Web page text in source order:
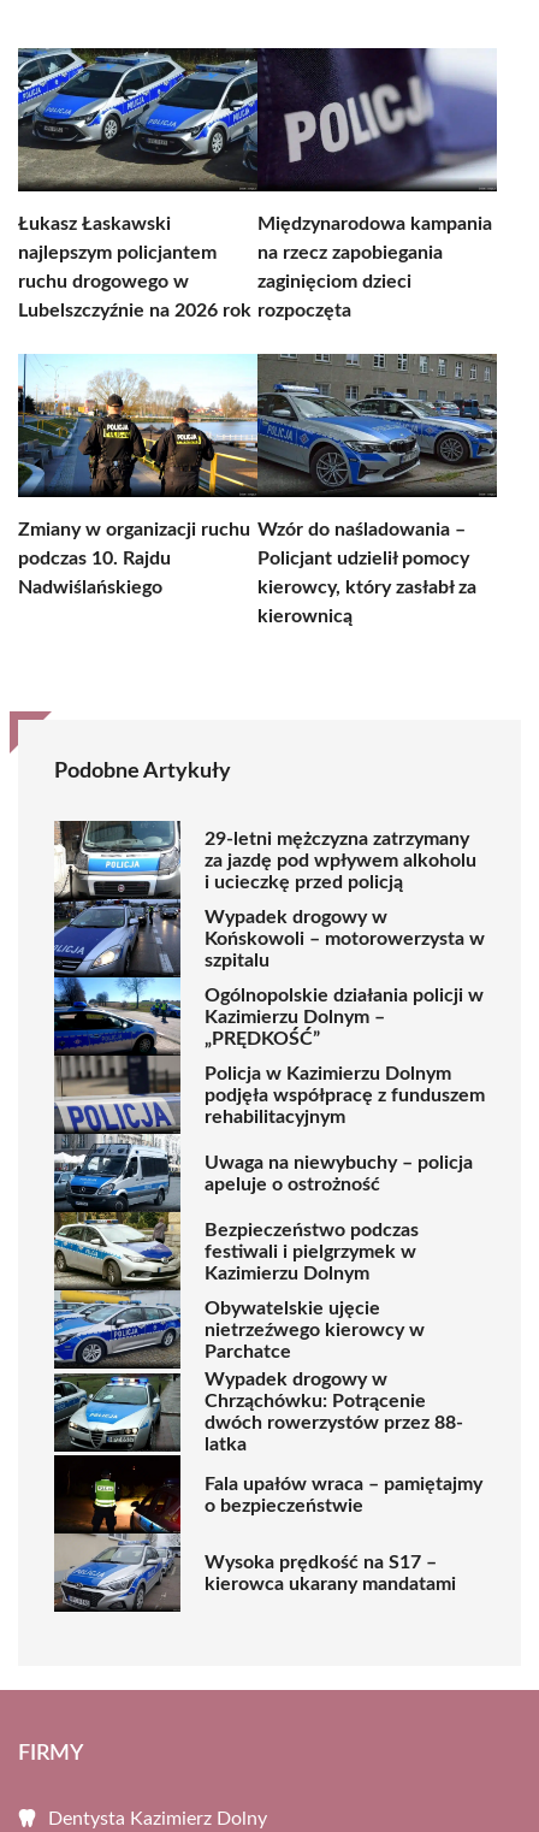
Łukasz Łaskawski
najlepszym policjantem
ruchu drogowego w
Lubelszczyźnie na 2026 rok
Międzynarodowa kampania
na rzecz zapobiegania
zaginięciom dzieci
rozpoczęta
Zmiany w organizacji ruchu
podczas 10. Rajdu
Nadwiślańskiego
Wzór do naśladowania –
Policjant udzielił pomocy
kierowcy, który zasłabł za
kierownicą
Podobne Artykuły
29-letni mężczyzna zatrzymany
za jazdę pod wpływem alkoholu
i ucieczkę przed policją
Wypadek drogowy w
Końskowoli – motorowerzysta w
szpitalu
Ogólnopolskie działania policji w
Kazimierzu Dolnym –
„PRĘDKOŚĆ”
Policja w Kazimierzu Dolnym
podjęła współpracę z funduszem
rehabilitacyjnym
Uwaga na niewybuchy – policja
apeluje o ostrożność
Bezpieczeństwo podczas
festiwali i pielgrzymek w
Kazimierzu Dolnym
Obywatelskie ujęcie
nietrzeźwego kierowcy w
Parchatce
Wypadek drogowy w
Chrząchówku: Potrącenie
dwóch rowerzystów przez 88-
latka
Fala upałów wraca – pamiętajmy
o bezpieczeństwie
Wysoka prędkość na S17 –
kierowca ukarany mandatami
FIRMY
Dentysta Kazimierz Dolny